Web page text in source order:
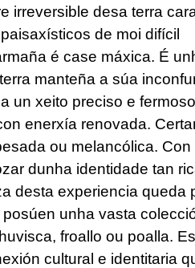
irreversible desa terra
de moi difícil
é case máxica. É
manteña a súa
un xeito preciso e
enerxía renovada.
ou melancólica. Con
dunha identidade tan
desta experiencia queda
unha vasta
froallo ou poalla.
cultural e identitaria